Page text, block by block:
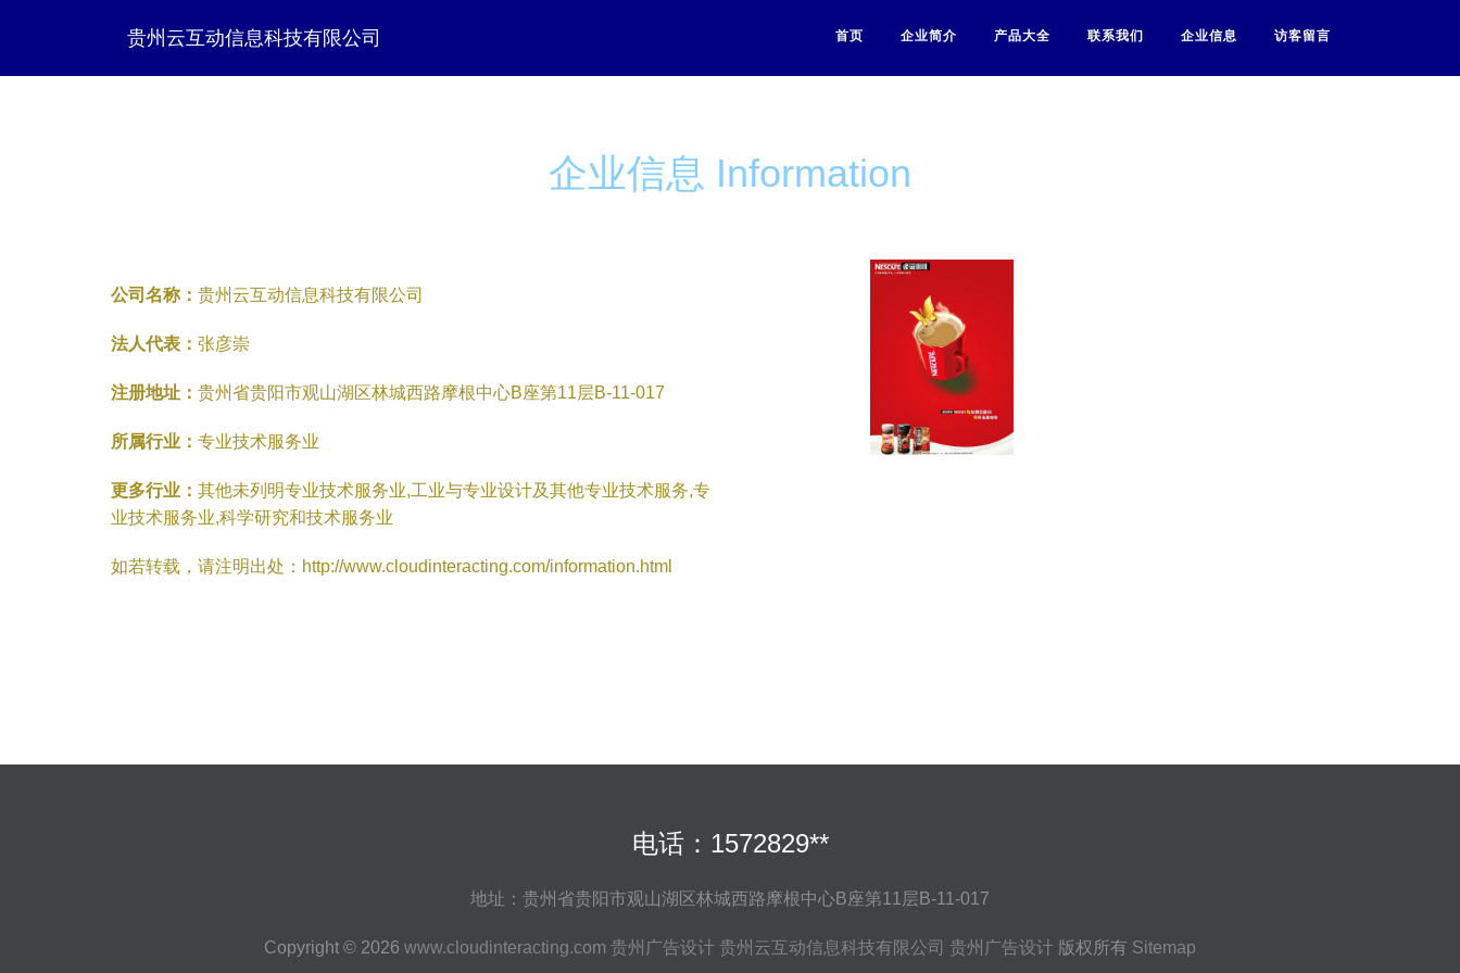
贵州云互动信息科技有限公司 首页 企业简介 产品大全 联系我们 企业信息 访客留言
企业信息 Information
公司名称： 贵州云互动信息科技有限公司
法人代表： 张彦崇
注册地址： 贵州省贵阳市观山湖区林城西路摩根中心B座第11层B-11-017
所属行业： 专业技术服务业
更多行业： 其他未列明专业技术服务业,工业与专业设计及其他专业技术服务,专
业技术服务业,科学研究和技术服务业
如若转载，请注明出处：http://www.cloudinteracting.com/information.html
电话：1572829**
地址：贵州省贵阳市观山湖区林城西路摩根中心B座第11层B-11-017
Copyright © 2026 www.cloudinteracting.com 贵州广告设计 贵州云互动信息科技有限公司 贵州广告设计 版权所有 Sitemap